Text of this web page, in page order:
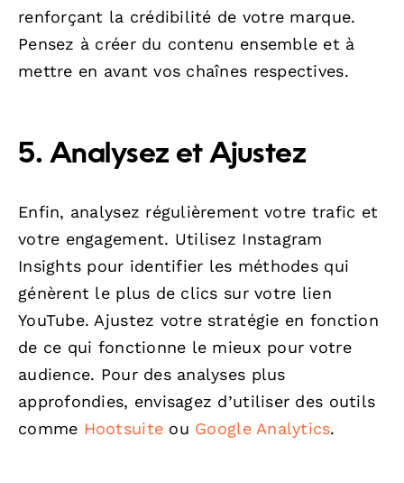
renforçant la crédibilité de votre marque.
Pensez à créer du contenu ensemble et à
mettre en avant vos chaînes respectives.
5. Analysez et Ajustez
Enfin, analysez régulièrement votre trafic et
votre engagement. Utilisez Instagram
Insights pour identifier les méthodes qui
génèrent le plus de clics sur votre lien
YouTube. Ajustez votre stratégie en fonction
de ce qui fonctionne le mieux pour votre
audience. Pour des analyses plus
approfondies, envisagez d’utiliser des outils
comme Hootsuite ou Google Analytics.